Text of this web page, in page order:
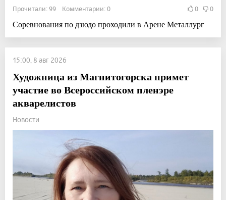
Прочитали: 99 Комментарии: 0 0 0
Соревнования по дзюдо проходили в Арене Металлург
15:00, 8 авг 2026
Художница из Магнитогорска примет
участие во Всероссийском пленэре
акварелистов
Новости